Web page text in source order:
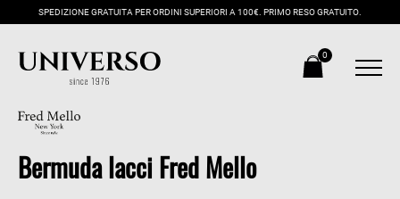
SPEDIZIONE GRATUITA PER ORDINI SUPERIORI A 100€. PRIMO RESO GRATUITO.
0
Bermuda lacci Fred Mello